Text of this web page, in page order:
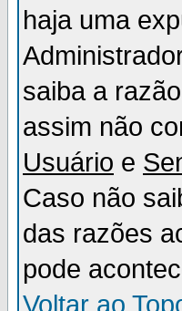
haja uma
saiba a
assim não
Usuário e
Caso não
das razões
pode
Voltar ao